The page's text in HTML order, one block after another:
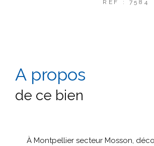
REF : 7584
a propos
de ce bien
À Montpellier secteur Mosson,